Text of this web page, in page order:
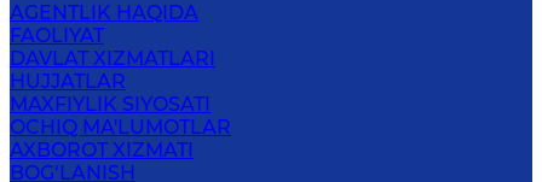
AGENTLIK HAQIDA
FAOLIYAT
DAVLAT XIZMATLARI
HUJJATLAR
MAXFIYLIK SIYOSATI
OCHIQ MA'LUMOTLAR
AXBOROT XIZMATI
BOG‘LANISH